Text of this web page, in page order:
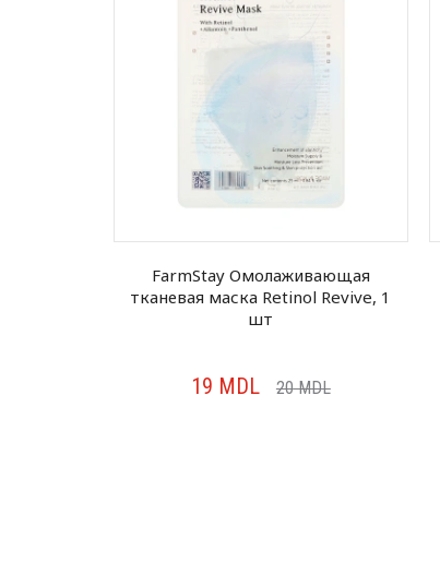
FarmStay Омолаживающая
тканевая маска Retinol Revive, 1
шт
19 MDL 20MDL